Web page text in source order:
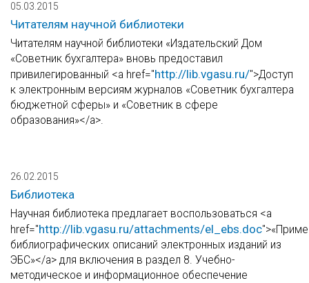
05.03.2015
Читателям научной библиотеки
Читателям научной библиотеки «Издательский Дом
«Советник бухгалтера» вновь предоставил
привилегированный <a href="http://lib.vgasu.ru/">Доступ
к электронным версиям журналов «Советник бухгалтера
бюджетной сферы» и «Советник в сфере
образования»</a>.
26.02.2015
Библиотека
Научная библиотека предлагает воспользоваться <a
href="http://lib.vgasu.ru/attachments/el_ebs.doc
библиографических описаний электронных изданий из
ЭБС»</a> для включения в раздел 8. Учебно-
методическое и информационное обеспечение